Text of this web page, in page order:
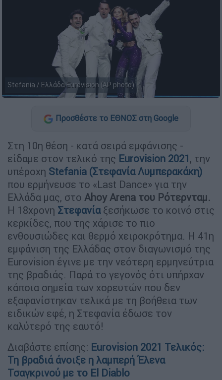
Stefania / Ελλάδα Eurovision (AP photo)
Προσθέστε το ΕΘΝΟΣ στη Google
Στη 10η θέση - κατά σειρά εμφάνισης -
είδαμε στον τελικό της Eurovision 2021, την
υπέροχη Stefania (Στεφανία Λυμπερακάκη)
που ερμήνευσε το «Last Dance» για την
Ελλάδα μας, στο Ahoy Arena του Ρότερνταμ.
Η 18χρονη Στεφανίαξεσήκωσε το κοινό στις
κερκίδες, που της χάρισε το πιο
ενθουσιώδες και θερμό χειροκρότημα. Η 41η
εμφάνιση της Ελλάδας στον διαγωνισμό της
Eurovision έγινε με την νεότερη ερμηνεύτρια
της βραδιάς. Παρά το γεγονός ότι υπήρχαν
κάποια σημεία των χορευτών που δεν
εξαφανίστηκαν τελικά με τη βοήθεια των
ειδικών εφέ, η Στεφανία έδωσε τον
καλύτερό της εαυτό!
Διαβάστε επίσης: Eurovision 2021 Τελικός:
Τη βραδιά άνοιξε η λαμπερή Έλενα
Τσαγκρινού με το El Diablo